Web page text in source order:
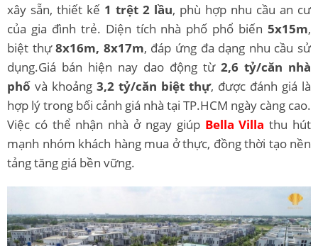
xây sẵn, thiết kế 1 trệt 2 lầu, phù hợp nhu cầu an cư
của gia đình trẻ. Diện tích nhà phố phổ biến 5x15m,
biệt thự8x16m, 8x17m, đáp ứng đa dạng nhu cầu sử
dụng.Giá bán hiện nay dao động từ 2,6 tỷ/căn nhà
phố và khoảng 3,2 tỷ/căn biệt thự, được đánh giá là
hợp lý trong bối cảnh giá nhà tại TP.HCM ngày càng cao.
Việc có thể nhận nhà ở ngay giúp Bella Villa thu hút
mạnh nhóm khách hàng mua ở thực, đồng thời tạo nền
tảng tăng giá bền vững.